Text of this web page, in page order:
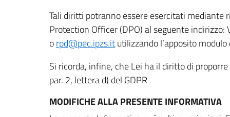
Tali diritti potranno essere esercitati mediante
Protection Officer (DPO) al seguente
orpd@pec.ipzs.itutilizzando l’apposito
Si ricorda, infine, che Lei ha il diritto di
par. 2, lettera d) del GDPR
MODIFICHE ALLA PRESENTE INFORMATIVA